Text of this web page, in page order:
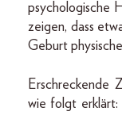
psychologische
zeigen, dass
Geburt
Erschreckende
wie folgt erklärt: